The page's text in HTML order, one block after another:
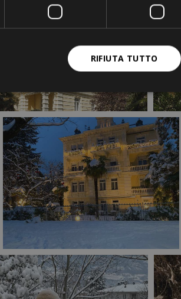
RIFIUTA TUTTO